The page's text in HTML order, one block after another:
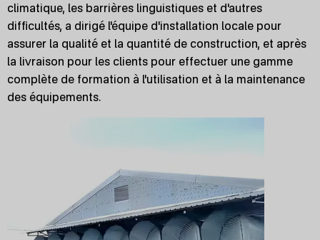
climatique, les barrières linguistiques et d'autres
difficultés, a dirigé l'équipe d'installation locale pour
assurer la qualité et la quantité de construction, et après
la livraison pour les clients pour effectuer une gamme
complète de formation à l'utilisation et à la maintenance
des équipements.